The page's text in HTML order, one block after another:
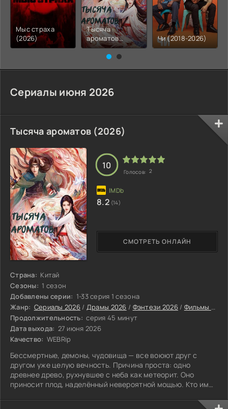
Мыс страха
(2026)
Тысяча
ароматов
(2026)
Чи (2018-2026)
Сериалы июня 2026
Тысяча ароматов (2026)
Страна: Китай
Сезоны: 1 сезон
Добавлены серии: 1-33 серия 1 сезона
Жанр: Сериалы 2026 / Драмы 2026 / Фэнтези 2026/ Фильмы 2026
Продолжительность: серия 45 минут
Дата выхода: 27 июня 2026
Качество: WEBRip
Бессмертные, демоны, чудовища — все воюют друг с
другом уже целую вечность. Причина проста: одно
древнее древо, рухнувшее с неба как метеорит. Оно
приносит плод, наделённый невероятной мощью. Кто им
всем.
СМОТРЕТЬ ОНЛАЙН
10
Голосов: 2
8.2 (14)